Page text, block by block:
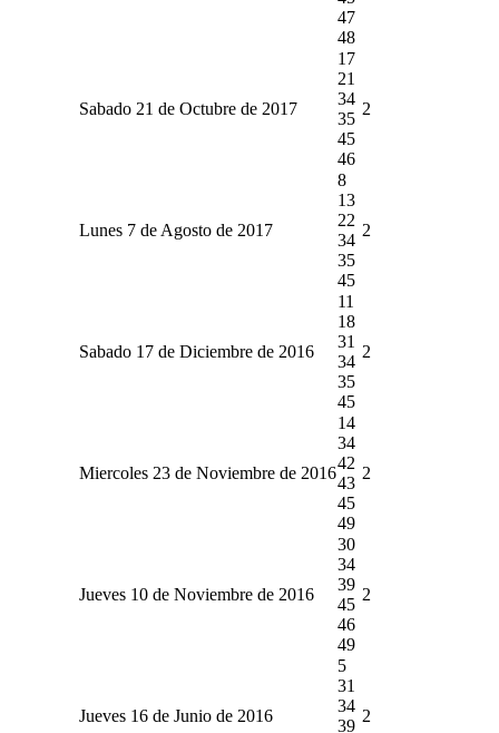
47
48
Sabado 21 de Octubre de 2017
17
21
34
35
45
46
2
Lunes 7 de Agosto de 2017
8
13
22
34
35
45
2
Sabado 17 de Diciembre de 2016
11
18
31
34
35
45
2
Miercoles 23 de Noviembre de 2016
14
34
42
43
45
49
2
Jueves 10 de Noviembre de 2016
30
34
39
45
46
49
2
Jueves 16 de Junio de 2016
5
31
34
39
2